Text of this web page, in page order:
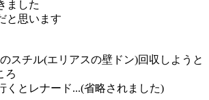
ました
と思います
スチル(エリアスの壁ドン)回収しようと
ろ
くとレナード...(省略されました)